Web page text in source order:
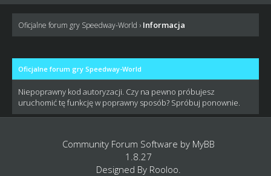
Oficjalne forum gry Speedway-World › Informacja
Oficjalne forum gry Speedway-World
Niepoprawny kod autoryzacji. Czy na pewno próbujesz
uruchomić tę funkcję w poprawny sposób? Spróbuj ponownie.
Community Forum Software by MyBB
1.8.27
Designed By Rooloo.